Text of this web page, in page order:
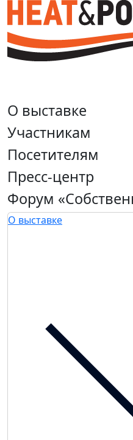
О выставке
Участникам
Посетителям
Пресс-центр
Форум
О выставке